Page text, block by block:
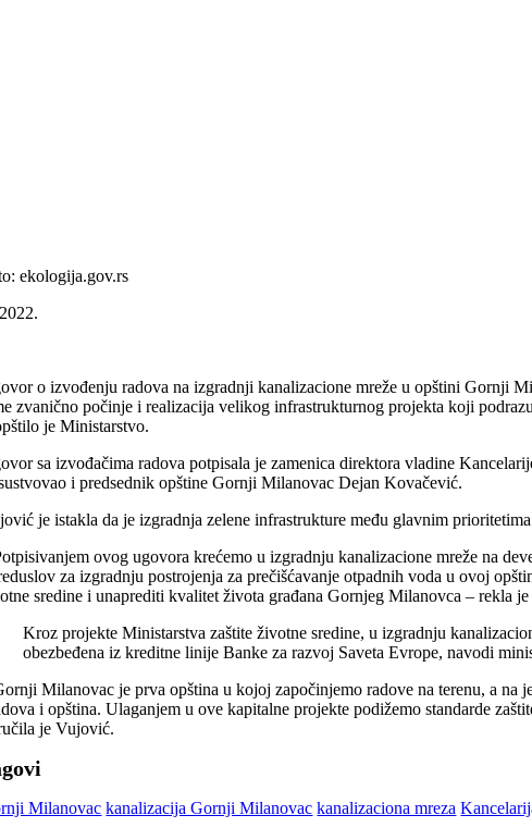
ekologija.gov.rs
o izvođenju radova na izgradnji kanalizacione mreže u opštini Gornji
zvanično počinje i realizacija velikog infrastrukturnog projekta koji
je Ministarstvo.
sa izvođačima radova potpisala je zamenica direktora vladine
i predsednik opštine Gornji Milanovac Dejan Kovačević.
je istakla da je izgradnja zelene infrastrukture među glavnim
ovog ugovora krećemo u izgradnju kanalizacione mreže na
za izgradnju postrojenja za prečišćavanje otpadnih voda u ovoj
sredine i unaprediti kvalitet života građana Gornjeg Milanovca – rekla
Kroz projekte Ministarstva zaštite životne sredine, u izgradnju
obezbeđena iz kreditne linije Banke za razvoj Saveta Evrope, navodi
Milanovac je prva opština u kojoj započinjemo radove na terenu, a na
i opština. Ulaganjem u ove kapitalne projekte podižemo standarde
je Vujović.
Milanovac kanalizacija Gornji Milanovac kanalizaciona mreza